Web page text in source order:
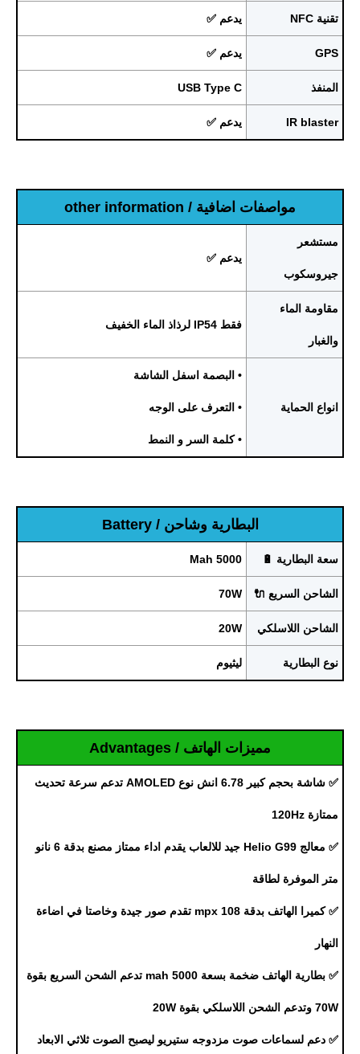
تقنية NFC يدعم ✅
GPS يدعم ✅
المنفذ USB Type C
IR blaster يدعم ✅
مواصفات اضافية / other information
مستشعر
جيروسكوب
يدعم ✅
مقاومة الماء
والغبار
فقط IP54 لرذاذ الماء الخفيف
انواع الحماية
• البصمة اسفل الشاشة
• التعرف على الوجه
• كلمة السر و النمط
البطارية وشاحن / Battery
سعة البطارية 🔋 5000 Mah
الشاحن السريع 🔌 70W
الشاحن اللاسلكي 20W
نوع البطارية ليثيوم
مميزات الهاتف / Advantages
✅ شاشة بحجم كبير 6.78 انش نوع AMOLED تدعم سرعة تحديث
ممتازة 120Hz
✅ معالج Helio G99 جيد للالعاب يقدم اداء ممتاز مصنع بدقة 6 نانو
متر الموفرة لطاقة
✅ كميرا الهاتف بدقة 108 mpx تقدم صور جيدة وخاصتا في اضاءة
النهار
✅ بطارية الهاتف ضخمة بسعة 5000 mah تدعم الشحن السريع بقوة
70W وتدعم الشحن اللاسلكي بقوة 20W
✅ دعم لسماعات صوت مزدوجه ستيريو ليصبح الصوت ثلاثي الابعاد